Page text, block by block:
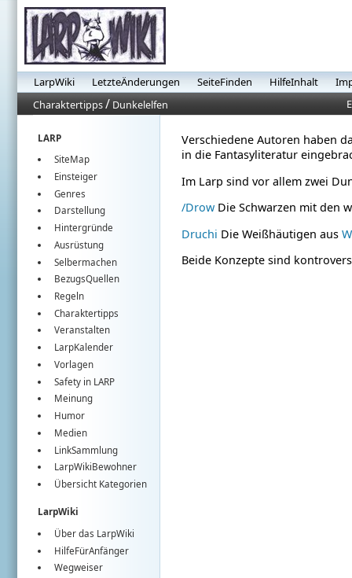
LarpWiki LetzteÄnderungen SeiteFinden HilfeInhalt
Charaktertipps/ Dunkelelfen
LARP
SiteMap
Einsteiger
Genres
Darstellung
Hintergründe
Ausrüstung
Selbermachen
BezugsQuellen
Regeln
Charaktertipps
Veranstalten
LarpKalender
Vorlagen
Safety in LARP
Meinung
Humor
Medien
LinkSammlung
LarpWikiBewohner
Übersicht Kategorien
LarpWiki
Über das LarpWiki
HilfeFürAnfänger
Wegweiser
Verschiedene Autoren haben
in die Fantasyliteratur
Im Larp sind vor allem zwei
/DrowDie Schwarzen mit den
Druchi Die Weißhäutigen aus
Beide Konzepte sind